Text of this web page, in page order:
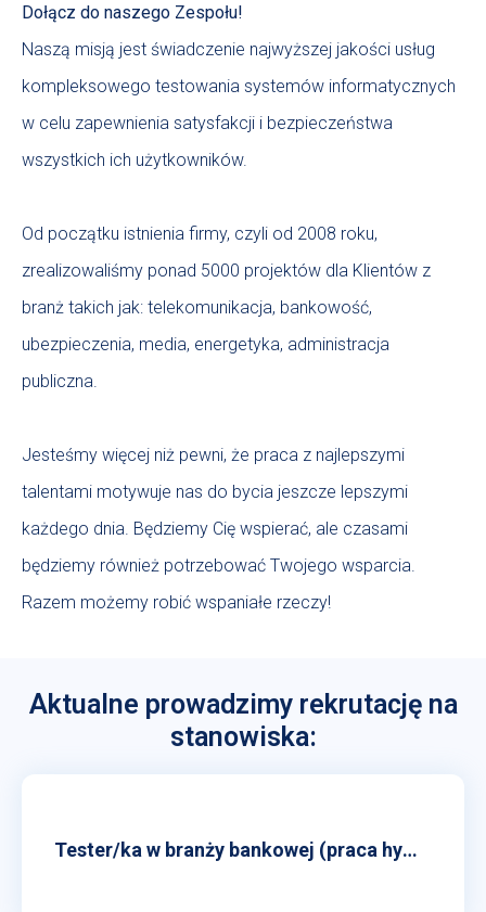
Dołącz do naszego Zespołu!
Naszą misją jest świadczenie najwyższej jakości usług
kompleksowego testowania systemów informatycznych
w celu zapewnienia satysfakcji i bezpieczeństwa
wszystkich ich użytkowników.
Od początku istnienia firmy, czyli od 2008 roku,
zrealizowaliśmy ponad 5000 projektów dla Klientów z
branż takich jak: telekomunikacja, bankowość,
ubezpieczenia, media, energetyka, administracja
publiczna.
Jesteśmy więcej niż pewni, że praca z najlepszymi
talentami motywuje nas do bycia jeszcze lepszymi
każdego dnia. Będziemy Cię wspierać, ale czasami
będziemy również potrzebować Twojego wsparcia.
Razem możemy robić wspaniałe rzeczy!
Aktualne prowadzimy rekrutację na
stanowiska:
Tester/ka w branży bankowej (praca hybrydowa)